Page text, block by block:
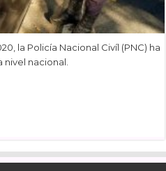
la Policía Nacional Civíl (PNC) ha
nivel nacional.